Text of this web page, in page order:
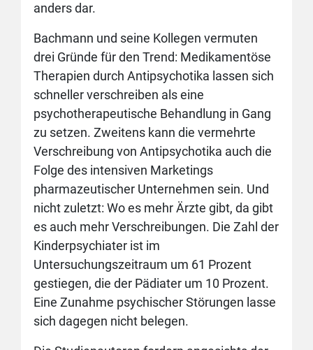
anders dar.
Bachmann und seine Kollegen vermuten
drei Gründe für den Trend: Medikamentöse
Therapien durch Antipsychotika lassen sich
schneller verschreiben als eine
psychotherapeutische Behandlung in Gang
zu setzen. Zweitens kann die vermehrte
Verschreibung von Antipsychotika auch die
Folge des intensiven Marketings
pharmazeutischer Unternehmen sein. Und
nicht zuletzt: Wo es mehr Ärzte gibt, da gibt
es auch mehr Verschreibungen. Die Zahl der
Kinderpsychiater ist im
Untersuchungszeitraum um 61 Prozent
gestiegen, die der Pädiater um 10 Prozent.
Eine Zunahme psychischer Störungen lasse
sich dagegen nicht belegen.